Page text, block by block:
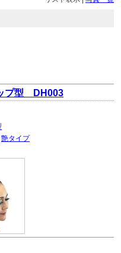
プ型 DH003
艶タイプ